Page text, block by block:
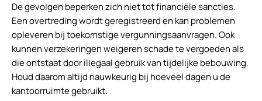
De gevolgen beperken zich niet tot financiële sancties.
Een overtreding wordt geregistreerd en kan problemen
opleveren bij toekomstige vergunningsaanvragen. Ook
kunnen verzekeringen weigeren schade te vergoeden als
die ontstaat door illegaal gebruik van tijdelijke bebouwing.
Houd daarom altijd nauwkeurig bij hoeveel dagen u de
kantoorruimte gebruikt.